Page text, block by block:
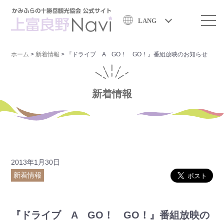
LANG
ホーム > 新着情報 > 『ドライブ A GO！ GO！』番組放映のお知らせ
新着情報
2013年1月30日
新着情報
『ドライブ A GO！ GO！』番組放映の